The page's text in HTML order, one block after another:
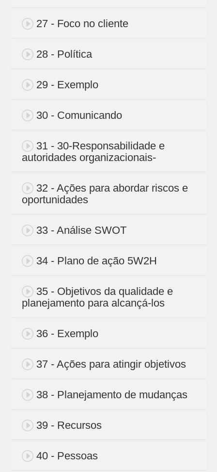
27 - Foco no cliente
28 - Política
29 - Exemplo
30 - Comunicando
31 - 30-Responsabilidade e
autoridades organizacionais-
32 - Ações para abordar riscos e
oportunidades
33 - Análise SWOT
34 - Plano de ação 5W2H
35 - Objetivos da qualidade e
planejamento para alcançá-los
36 - Exemplo
37 - Ações para atingir objetivos
38 - Planejamento de mudanças
39 - Recursos
40 - Pessoas